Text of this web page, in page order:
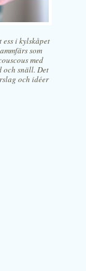
i kylskåpet
som
med
och snäll. Det
och idéer